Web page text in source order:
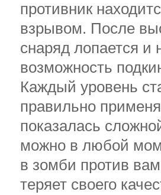
противник
взрывом. После
снаряд лопается и
возможность
Каждый уровень
правильно
показалась
можно в любой
в зомби против
теряет своего